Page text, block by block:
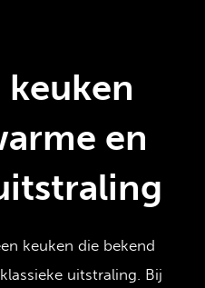
en
keuken die bekend
uitstraling. Bij